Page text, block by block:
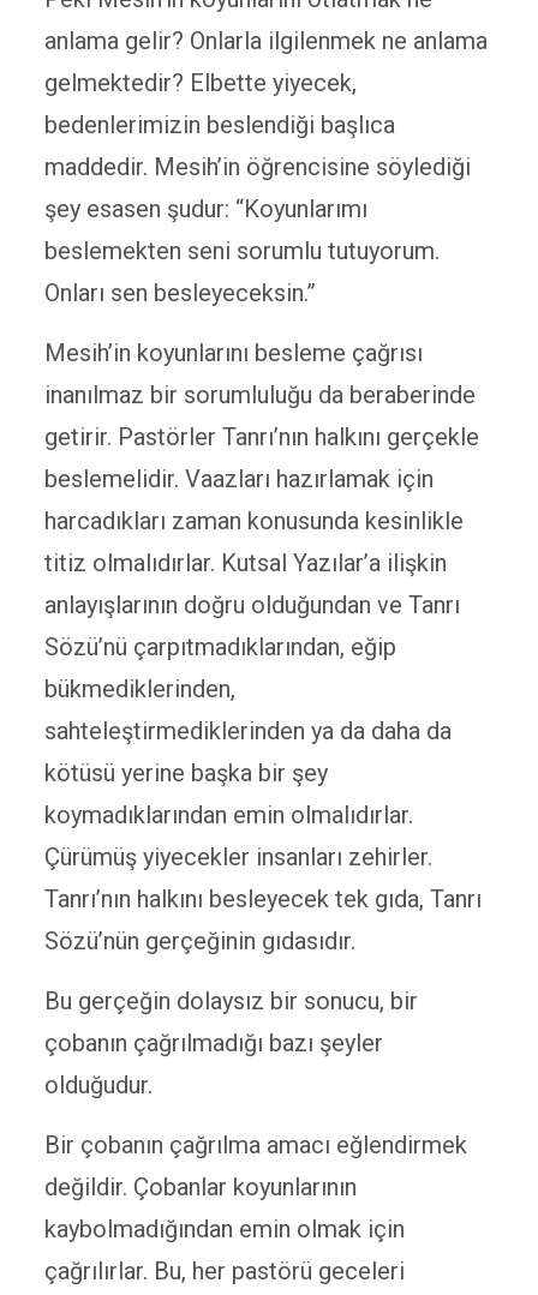
anlama gelir? Onlarla ilgilenmek ne anlama
gelmektedir? Elbette yiyecek,
bedenlerimizin beslendiği başlıca
maddedir. Mesih’in öğrencisine söylediği
şey esasen şudur: “Koyunlarımı
beslemekten seni sorumlu tutuyorum.
Onları sen besleyeceksin.”
Mesih’in koyunlarını besleme çağrısı
inanılmaz bir sorumluluğu da beraberinde
getirir. Pastörler Tanrı’nın halkını gerçekle
beslemelidir. Vaazları hazırlamak için
harcadıkları zaman konusunda kesinlikle
titiz olmalıdırlar. Kutsal Yazılar’a ilişkin
anlayışlarının doğru olduğundan ve Tanrı
Sözü’nü çarpıtmadıklarından, eğip
bükmediklerinden,
sahteleştirmediklerinden ya da daha da
kötüsü yerine başka bir şey
koymadıklarından emin olmalıdırlar.
Çürümüş yiyecekler insanları zehirler.
Tanrı’nın halkını besleyecek tek gıda, Tanrı
Sözü’nün gerçeğinin gıdasıdır.
Bu gerçeğin dolaysız bir sonucu, bir
çobanın çağrılmadığı bazı şeyler
olduğudur.
Bir çobanın çağrılma amacı eğlendirmek
değildir. Çobanlar koyunlarının
kaybolmadığından emin olmak için
çağrılırlar. Bu, her pastörü geceleri